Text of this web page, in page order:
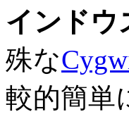
インドウ
殊な
較的簡単